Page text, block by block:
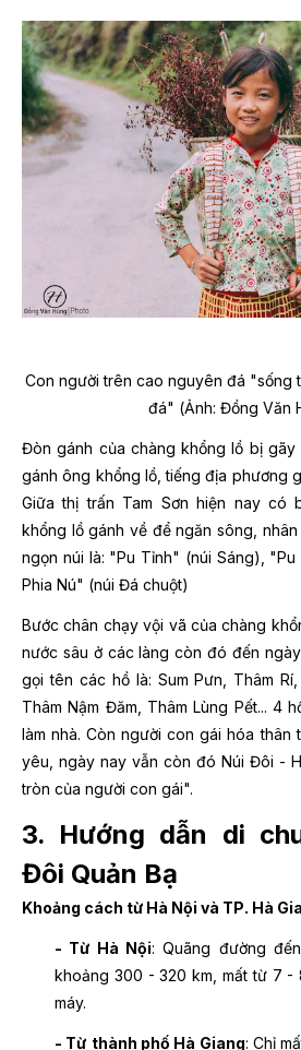
Con người trên cao nguyên đá "sống
đá" (Ảnh: Đồng Văn
Đòn gánh của chàng khổng lồ bị gãy
gánh ông khổng lồ, tiếng địa phương
Giữa thị trấn Tam Sơn hiện nay có
khổng lồ gánh về để ngăn sông,
ngọn núi là: "Pu Tỉnh" (núi Sáng),
Phia Nú" (núi Đá chuột)
Bước chân chạy vội vã của chàng
nước sâu ở các làng còn đó đến
gọi tên các hồ là: Sum Pưn, Thâm Rí,
Thâm Nậm Đăm, Thâm Lùng Pết... 4
làm nhà. Còn người con gái hóa thân
yêu, ngày nay vẫn còn đó Núi Đôi -
tròn của người con gái".
3. Hướng dẫn di
Đôi Quản Bạ
Khoảng cách từ Hà Nội và TP. Hà
- Từ Hà Nội: Quãng đường
khoảng 300 - 320 km, mất từ 7
máy.
- Từ thành phố Hà Giang: Chỉ